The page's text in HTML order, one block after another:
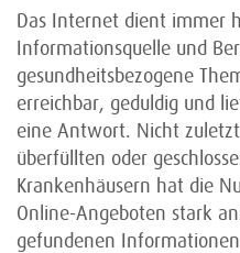
Das Internet dient immer
Informationsquelle und
gesundheitsbezogene
erreichbar, geduldig und
eine Antwort. Nicht
überfüllten oder
Krankenhäusern hat die
Online-Angeboten stark
gefundenen